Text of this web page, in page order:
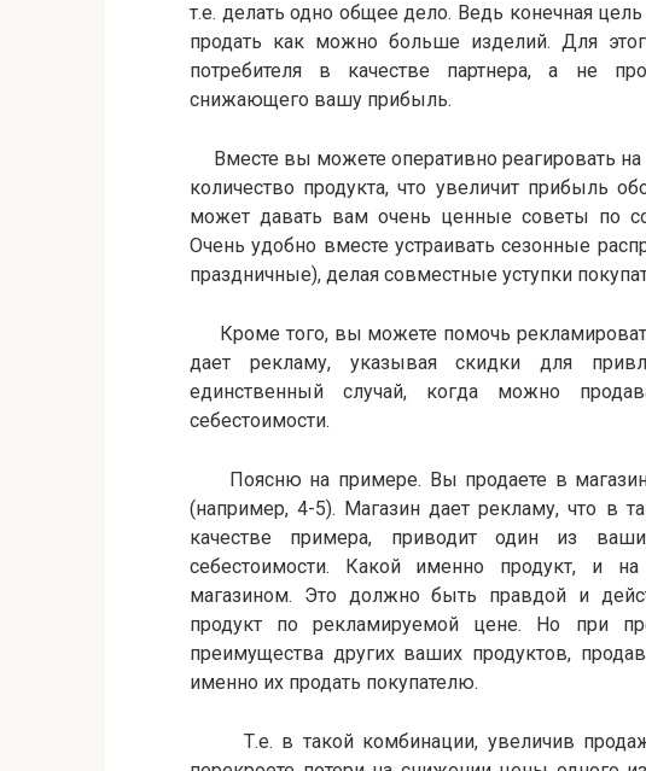
т.е. делать одно общее дело. Ведь конечная
продать как можно больше изделий. Для
потребителя в качестве партнера, а не
снижающего вашу прибыль.
Вместе вы можете оперативно реагировать
количество продукта, что увеличит прибыль
может давать вам очень ценные советы по
Очень удобно вместе устраивать сезонные
праздничные), делая совместные уступки
Кроме того, вы можете помочь
дает рекламу, указывая скидки для
единственный случай, когда можно
себестоимости.
Поясню на примере. Вы продаете в магазин
(например, 4-5). Магазин дает рекламу, что в
качестве примера, приводит один из
себестоимости. Какой именно продукт, и
магазином. Это должно быть правдой и
продукт по рекламируемой цене. Но при
преимущества других ваших продуктов,
именно их продать покупателю.
Т.е. в такой комбинации, увеличив